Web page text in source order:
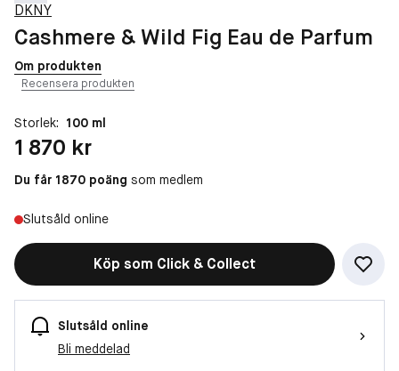
DKNY
Cashmere & Wild Fig Eau de Parfum
Om produkten
Recensera produkten
Storlek: 100 ml
Pris: 1 870 kr
1 870 kr
Du får 1870 poäng som medlem
Slutsåld online
Köp som Click & Collect
Slutsåld online
Bli meddelad